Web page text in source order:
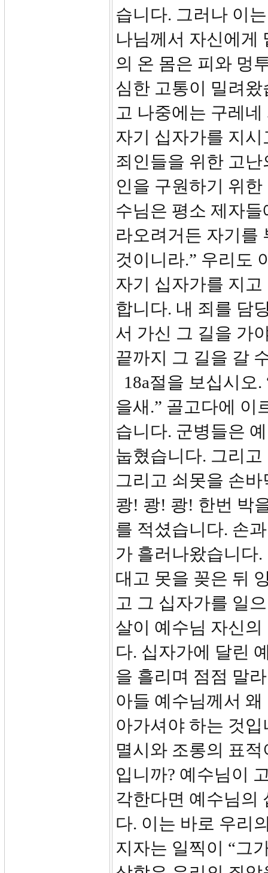
습니다. 그러나 이
나님께서 자신에게
의 온 몸은 피와 멍
심한 고통이 밀려
고 나중에는 구레
자기 십자가를 지
죄인들을 위한 고
인을 구원하기 위
수님은 평소 제자
라오려거든 자기를
것이니라.” 우리도
자기 십자가를 지
합니다. 내 죄를 담
서 가신 그 길을 가
끝까지 그 길을 갈
18a절을 보십시오
을새.” 골고다에 이
습니다. 군병들은
눕혔습니다. 그리
그리고 쇠못을 손
쾅! 쾅! 쾅! 한번 박
를 적셨습니다. 손
가 흘러나왔습니다
대고 못을 꽂은 뒤
고 그 십자가를 일
살이 예수님 자신
다. 십자가에 달린
을 흘리며 점점 말
아들 예수님께서
아가셔야 하는 것
멸시와 조롱의 표
입니까? 예수님이
각한다면 예수님의
다. 이는 바로 우리
지자는 일찍이 “그